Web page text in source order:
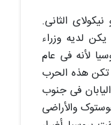
الثانی.
لدیه وزراء
لأنه فی عام
لم تکن هذه الحرب
فی جنوب
والأراضی